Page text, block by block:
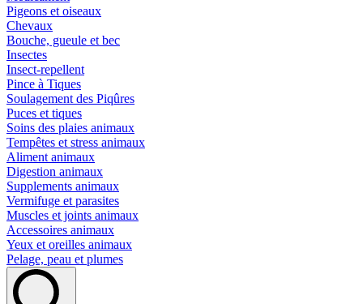
Pigeons et oiseaux
Chevaux
Bouche, gueule et bec
Insectes
Insect-repellent
Pince à Tiques
Soulagement des Piqûres
Puces et tiques
Soins des plaies animaux
Tempêtes et stress animaux
Aliment animaux
Digestion animaux
Supplements animaux
Vermifuge et parasites
Muscles et joints animaux
Accessoires animaux
Yeux et oreilles animaux
Pelage, peau et plumes